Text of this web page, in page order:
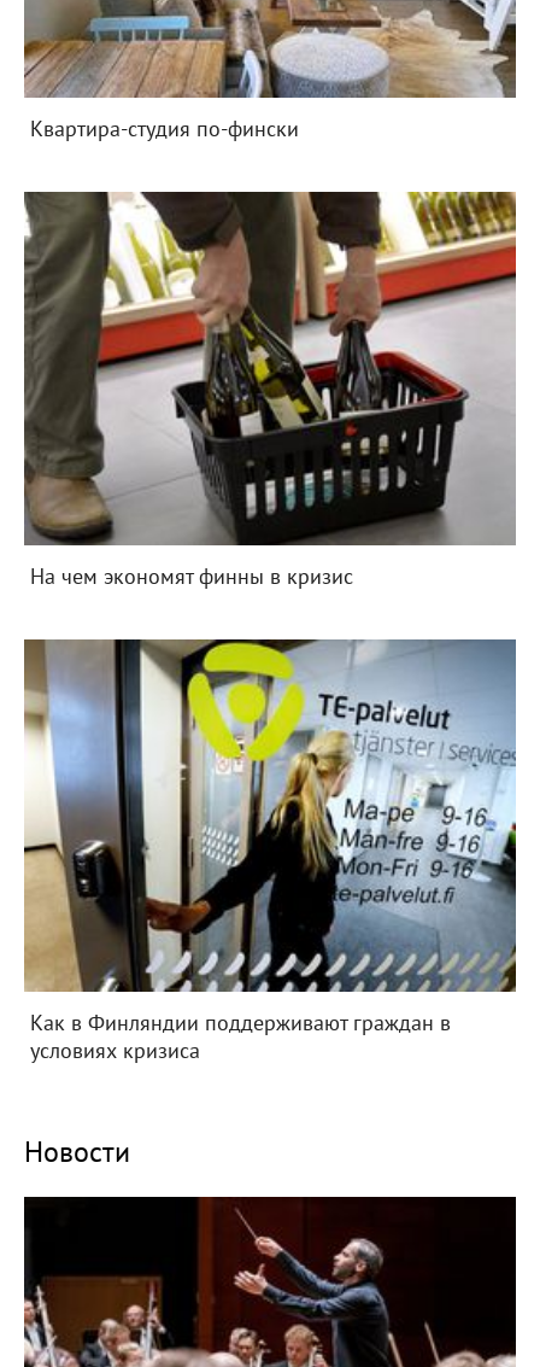
Квартира-студия по-фински
На чем экономят финны в кризис
Как в Финляндии поддерживают граждан в
условиях кризиса
Новости